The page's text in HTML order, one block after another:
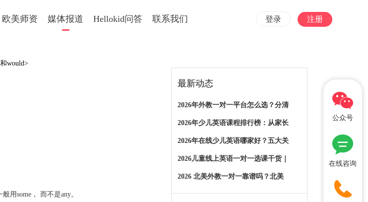
欧美师资 媒体报道 Hellokid问答 联系我们 登录 注册
would>
some， 而不是any。
最新动态
2026年外教一对一平台怎么选？分清
2026年少儿英语课程排行榜：从家长
2026年在线少儿英语哪家好？五大关
2026儿童线上英语一对一选课干货｜
2026 北美外教一对一靠谱吗？北美
公众号
在线咨询